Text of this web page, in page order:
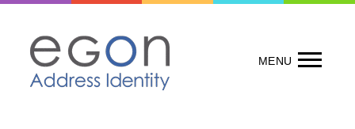
content
MENU